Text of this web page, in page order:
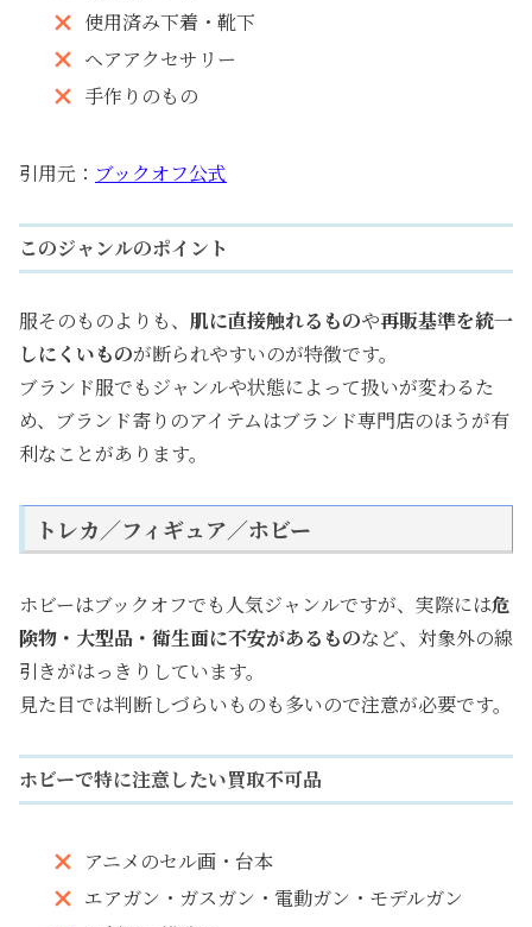
使用済み下着・靴下
ヘアアクセサリー
手作りのもの
引用元： ブックオフ公式
このジャンルのポイント
服そのものよりも、 肌に直接触れるものや再販基準を統一
しにくいものが断られやすいのが特徴です。
ブランド服でもジャンルや状態によって扱いが変わるた
め、ブランド寄りのアイテムはブランド専門店のほうが有
利なことがあります。
トレカ／フィギュア／ホビー
ホビーはブックオフでも人気ジャンルですが、実際には危
険物・大型品・衛生面に不安があるものなど、対象外の線
引きがはっきりしています。
見た目では判断しづらいものも多いので注意が必要です。
ホビーで特に注意したい買取不可品
アニメのセル画・台本
エアガン・ガスガン・電動ガン・モデルガン